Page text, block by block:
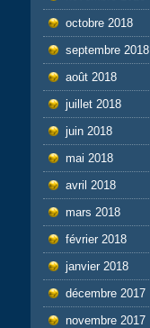
octobre 2018
septembre 2018
août 2018
juillet 2018
juin 2018
mai 2018
avril 2018
mars 2018
février 2018
janvier 2018
décembre 2017
novembre 2017